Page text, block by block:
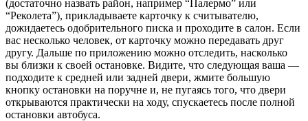
(достаточно назвать район, например “Палермо” или
“Реколета”), прикладываете карточку к считывателю,
дожидаетесь одобрительного писка и проходите в салон. Если
вас несколько человек, от карточку можно передавать друг
другу. Дальше по приложению можно отследить, насколько
вы близки к своей остановке. Видите, что следующая ваша —
подходите к средней или задней двери, жмите большую
кнопку остановки на поручне и, не пугаясь того, что двери
открываются практически на ходу, спускаетесь после полной
остановки автобуса.